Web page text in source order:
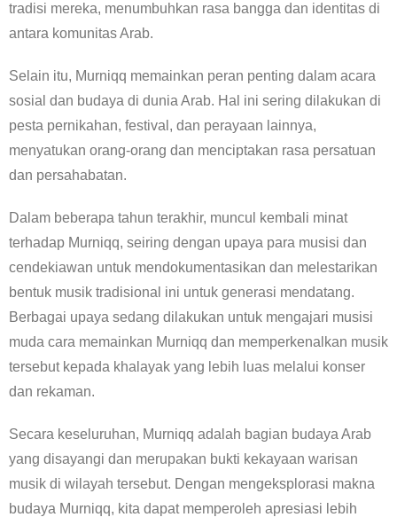
tradisi mereka, menumbuhkan rasa bangga dan identitas di
antara komunitas Arab.
Selain itu, Murniqq memainkan peran penting dalam acara
sosial dan budaya di dunia Arab. Hal ini sering dilakukan di
pesta pernikahan, festival, dan perayaan lainnya,
menyatukan orang-orang dan menciptakan rasa persatuan
dan persahabatan.
Dalam beberapa tahun terakhir, muncul kembali minat
terhadap Murniqq, seiring dengan upaya para musisi dan
cendekiawan untuk mendokumentasikan dan melestarikan
bentuk musik tradisional ini untuk generasi mendatang.
Berbagai upaya sedang dilakukan untuk mengajari musisi
muda cara memainkan Murniqq dan memperkenalkan musik
tersebut kepada khalayak yang lebih luas melalui konser
dan rekaman.
Secara keseluruhan, Murniqq adalah bagian budaya Arab
yang disayangi dan merupakan bukti kekayaan warisan
musik di wilayah tersebut. Dengan mengeksplorasi makna
budaya Murniqq, kita dapat memperoleh apresiasi lebih